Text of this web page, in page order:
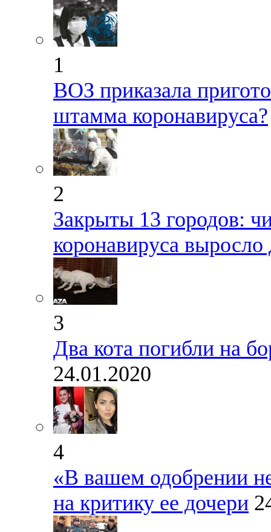
1
ВОЗ приказала
штамма коронавируса?
2
Закрыты 13 городов:
коронавируса выросло
3
Два кота погибли на
24.01.2020
4
«В вашем одобрении
на критику ее дочери